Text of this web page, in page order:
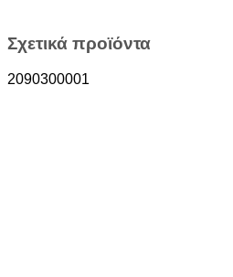
Σχετικά προϊόντα
2090300001